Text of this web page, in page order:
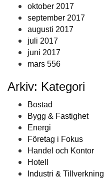
oktober 2017
september 2017
augusti 2017
juli 2017
juni 2017
mars 556
Arkiv: Kategori
Bostad
Bygg & Fastighet
Energi
Företag i Fokus
Handel och Kontor
Hotell
Industri & Tillverkning